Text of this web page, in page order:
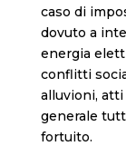
caso di
dovuto a
energia
conflitti
alluvioni,
generale
fortuito.